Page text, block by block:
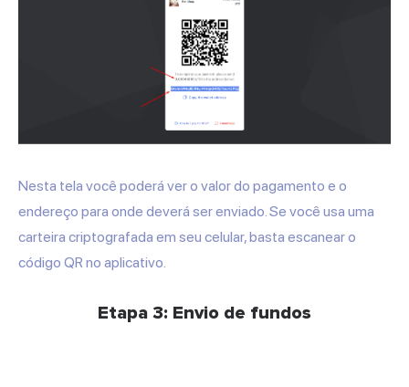
Nesta tela você poderá ver o valor do pagamento e o
endereço para onde deverá ser enviado. Se você usa uma
carteira criptografada em seu celular, basta escanear o
código QR no aplicativo.
Etapa 3: Envio de fundos